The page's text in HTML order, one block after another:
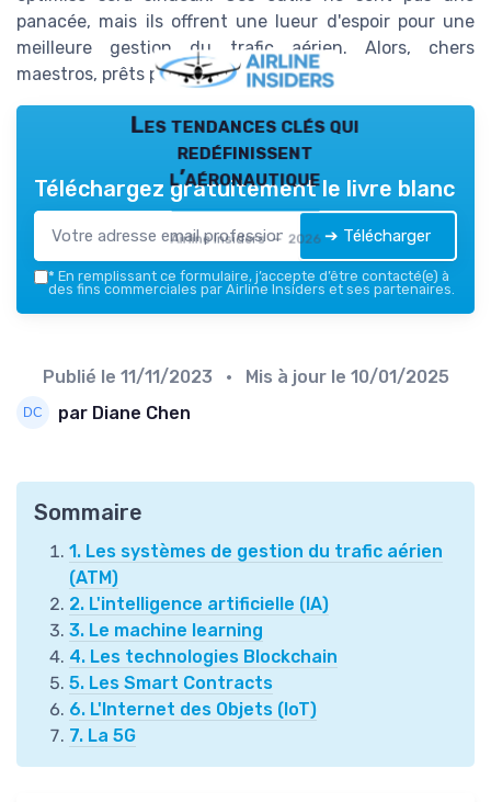
panacée, mais ils offrent une lueur d'espoir pour une
meilleure gestion du trafic aérien. Alors, chers
maestros, prêts pour le décollage?
Les tendances clés qui
redéfinissent
l’aéronautique
Airline Insiders — 2026
Téléchargez gratuitement le livre blanc
➔ Télécharger
* En remplissant ce formulaire, j’accepte d’être contacté(e) à
des fins commerciales par Airline Insiders et ses partenaires.
Publié le 11/11/2023 • Mis à jour le 10/01/2025
par Diane Chen
Sommaire
1. Les systèmes de gestion du trafic aérien
(ATM)
2. L'intelligence artificielle (IA)
3. Le machine learning
4. Les technologies Blockchain
5. Les Smart Contracts
6. L'Internet des Objets (IoT)
7. La 5G